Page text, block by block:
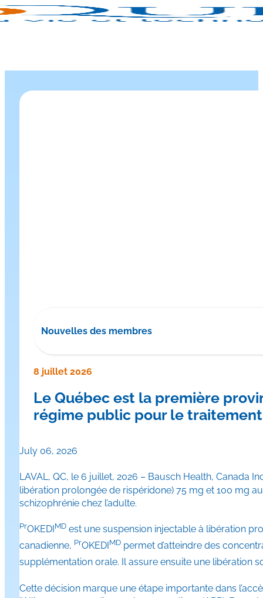
Nouvelles des membres
8 juillet 2026
Le Québec est la première
régime public pour le
July 06, 2026
LAVAL, QC, le 6 juillet, 2026 – Bausch Health, Canada
libération prolongée de rispéridone) 75 mg et 100 mg
schizophrénie chez l’adulte.
PrOKEDIMDest une suspension injectable à libération
canadienne, PrOKEDI MDpermet d’atteindre des
supplémentation orale. Il assure ensuite une libération
Cette décision marque une étape importante dans